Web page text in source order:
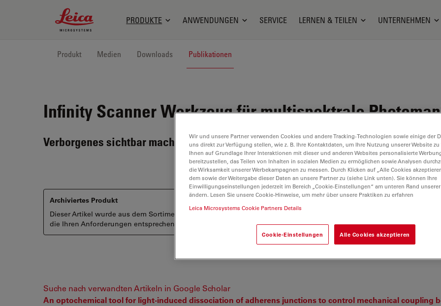
Leica Microsystems Logo
PRODUKTE ANWENDUNGEN SERVICE LERNEN & TEILEN UNTERNEHMEN
Produkt Medien Downloads Publikationen
Infinity ScannerWerkzeug für multispektrale
Verborgenes sichtbar machen
Archiviertes Produkt
Dieser Artikel wurde aus dem Sortiment genommen und ist nicht mehr verfügbar. Bitte kontaktieren Sie uns, um
die Ihren Anforderungen entsprechen könnten.
Suche nach verwandten Artikeln in Google Scholar
An optochemical tool for light-induced dissociation of adherens junctions to control mechanical coupling
Wir und unsere Partner verwenden Cookies und andere Tracking-Technologien sowie einige der
uns direkt zur Verfügung stellen, wie z. B. Ihre Kontaktdaten, um Ihre Nutzung unserer Website
Ihnen auf Grundlage Ihrer Interaktionen mit dieser und anderen Websites personalisierte
bereitzustellen, das Teilen von Inhalten in sozialen Medien zu ermöglichen sowie Analysen
die Wirksamkeit unserer Werbekampagnen zu messen. Durch Klicken auf „Alle Cookies
dem sowie der Weitergabe dieser Daten an unsere Partner zu (siehe Link unten). Sie können Ihre
Einwilligungseinstellungen jederzeit im Bereich „Cookie-Einstellungen“ am unteren Rand
ändern. Lesen Sie unsere Cookie-Hinweise, um mehr über unsere Praktiken zu erfahren
Leica Microsystems Cookie Partners Details
Cookie-Einstellungen Alle Cookies akzeptieren